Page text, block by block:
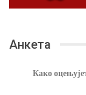
Анкета
Како